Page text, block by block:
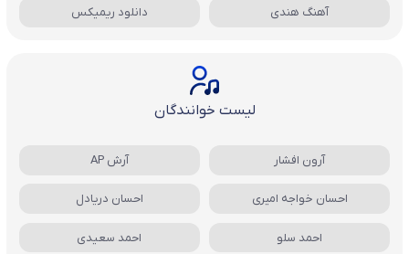
آهنگ هندی دانلود ریمیکس
لیست خوانندگان
آرون افشار آرش AP
احسان خواجه امیری احسان دریادل
احمد سلو احمد سعیدی